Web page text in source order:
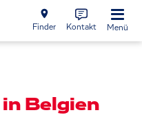
Finder Kontakt Menü
Belgien